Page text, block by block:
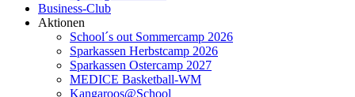
Business-Club
Aktionen
School´s out Sommercamp 2026
Sparkassen Herbstcamp 2026
Sparkassen Ostercamp 2027
MEDICE Basketball-WM
Kangaroos@School